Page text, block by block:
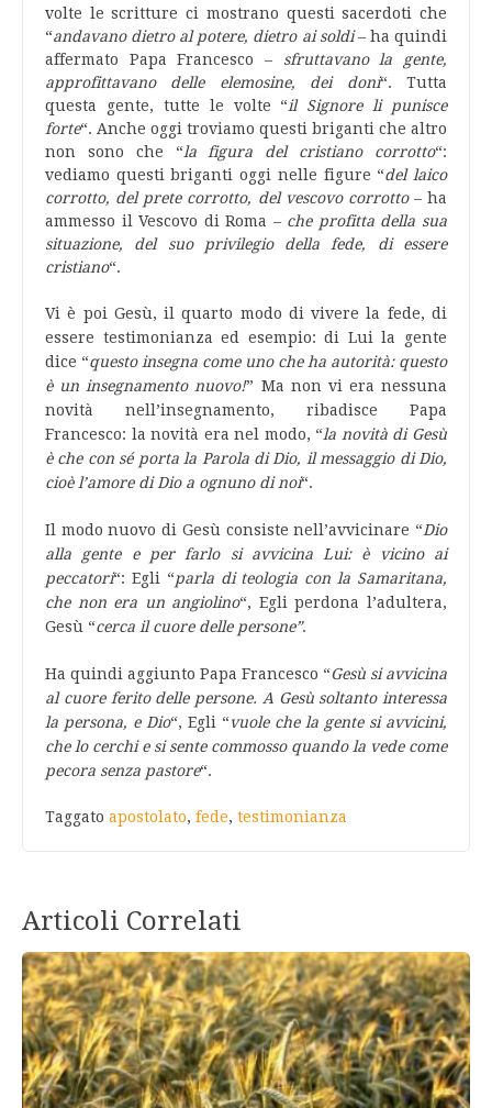
volte le scritture ci mostrano questi sacerdoti che
“andavano dietro al potere, dietro ai soldi– ha quindi
affermato Papa Francesco – sfruttavano la gente,
approfittavano delle elemosine, dei doni“. Tutta
questa gente, tutte le volte “il Signore li punisce
forte“. Anche oggi troviamo questi briganti che altro
non sono che “la figura del cristiano corrotto“:
vediamo questi briganti oggi nelle figure “del laico
corrotto, del prete corrotto, del vescovo corrotto– ha
ammesso il Vescovo di Roma – che profitta della sua
situazione, del suo privilegio della fede, di essere
cristiano“.
Vi è poi Gesù, il quarto modo di vivere la fede, di
essere testimonianza ed esempio:di Lui la gente
dice “questo insegna come uno che ha autorità: questo
è un insegnamento nuovo!” Ma non vi era nessuna
novità nell’insegnamento, ribadisce Papa
Francesco: la novità era nel modo, “la novità di Gesù
è che con sé porta la Parola di Dio, il messaggio di Dio,
cioè l’amore di Dio a ognuno di noi“.
Il modo nuovo di Gesù consiste nell’avvicinare “Dio
alla gente e per farlo si avvicina Lui: è vicino ai
peccatori“: Egli “parla di teologia con la Samaritana,
che non era un angiolino“, Egli perdona l’adultera,
Gesù “cerca il cuore delle persone”.
Ha quindi aggiunto Papa Francesco “Gesù si avvicina
al cuore ferito delle persone. A Gesù soltanto interessa
la persona, e Dio“, Egli “vuole che la gente si avvicini,
che lo cerchi e si sente commosso quando la vede come
pecora senza pastore“.
Taggato apostolato, fede, testimonianza
Articoli Correlati